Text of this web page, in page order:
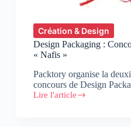
Création & Design
Design Packaging :
« Nafis »
Packtory organise la
concours de Design
Lire l'article
Design